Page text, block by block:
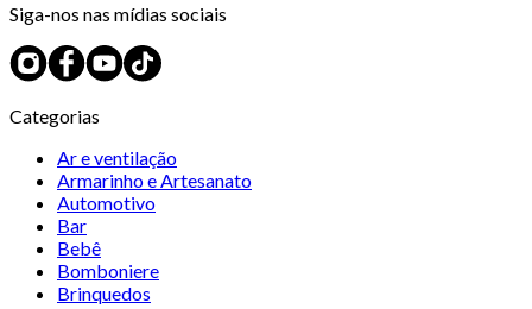
Siga-nos nas mídias sociais
Categorias
Ar e ventilação
Armarinho e Artesanato
Automotivo
Bar
Bebê
Bomboniere
Brinquedos